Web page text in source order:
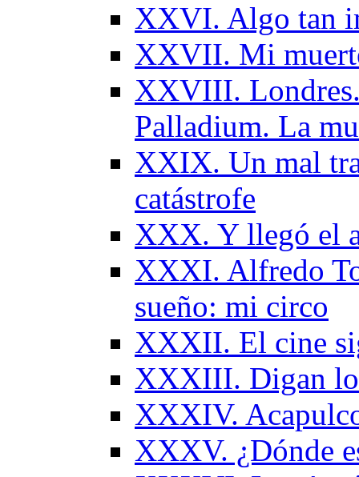
ХХVI. Algo tan
XXVII. Mi
XXVIII.
Palladium. La
ХХIX. Un mal
catástrofe
XXX. Y llegó el
XXXI. Alfredo
sueño: mi circo
XXXII. Еl cine
XXXIII. Digan
XXXIV.
XXXV. ¿Dónde